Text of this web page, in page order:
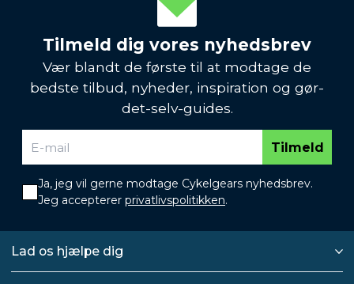
Tilmeld dig vores nyhedsbrev
Vær blandt de første til at modtage de
bedste tilbud, nyheder, inspiration og gør-
det-selv-guides.
Tilmeld
Ja, jeg vil gerne modtage Cykelgears nyhedsbrev.
Jeg accepterer privatlivspolitikken.
Lad os hjælpe dig